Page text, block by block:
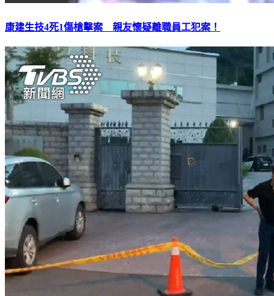
康建生技4死1傷槍擊案 親友懷疑離職員工犯案！